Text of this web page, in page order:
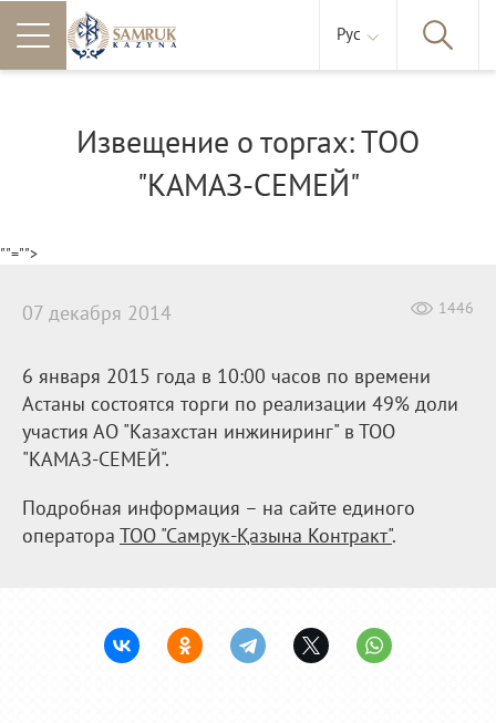
Рус
Извещение о торгах: ТОО
"КАМАЗ-СЕМЕЙ"
""="">
1446
07 декабря 2014
6 января 2015 года в 10:00 часов по времени
Астаны состоятся торги по реализации 49% доли
участия АО "Казахстан инжиниринг" в ТОО
"КАМАЗ-СЕМЕЙ".
Подробная информация – на сайте единого
оператора ТОО "Самрук-Қазына Контракт".